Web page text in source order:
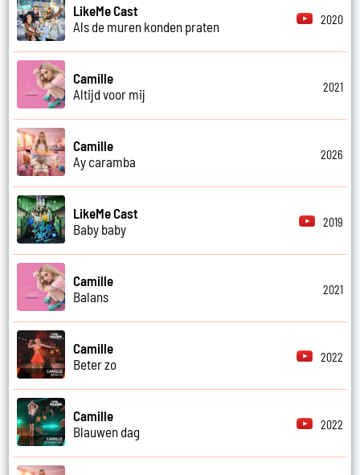
LikeMe Cast
Als de muren konden praten
2020
Camille
Altijd voor mij
2021
Camille
Ay caramba
2026
LikeMe Cast
Baby baby
2019
Camille
Balans
2021
Camille
Beter zo
2022
Camille
Blauwen dag
2022